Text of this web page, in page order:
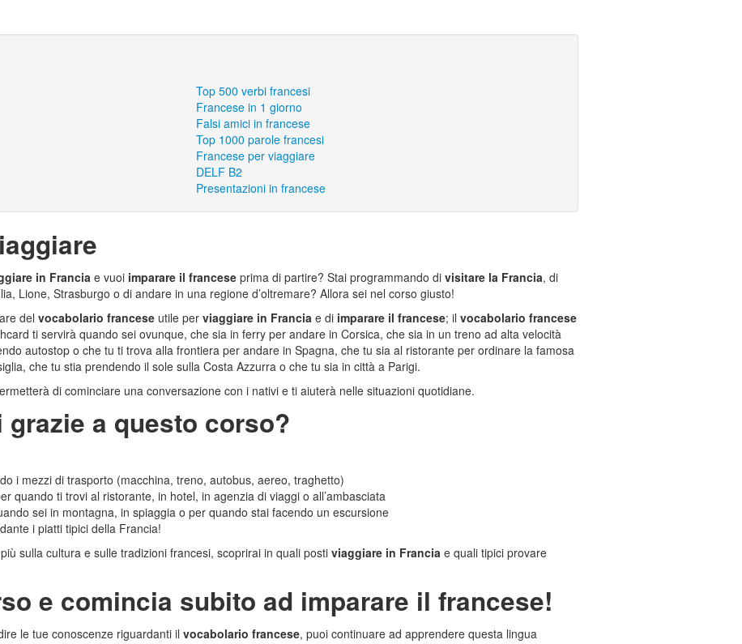
Top 500 verbi francesi
Francese in 1 giorno
Falsi amici in francese
Top 1000 parole francesi
Francese per viaggiare
DELF B2
Presentazioni in francese
in Francia e vuoi imparare il francese prima di partire? Stai programmando di visitare la Francia, di
Lione, Strasburgo o di andare in una regione d’oltremare? Allora sei nel corso giusto!
del vocabolario francese utile per viaggiare in Francia e di imparare il francese; il vocabolario francese
ti servirà quando sei ovunque, che sia in ferry per andare in Corsica, che sia in un treno ad alta velocità
autostop o che tu ti trova alla frontiera per andare in Spagna, che tu sia al ristorante per ordinare la famosa
che tu stia prendendo il sole sulla Costa Azzurra o che tu sia in città a Parigi.
di cominciare una conversazione con i nativi e ti aiuterà nelle situazioni quotidiane.
grazie a questo corso?
i mezzi di trasporto (macchina, treno, autobus, aereo, traghetto)
quando ti trovi al ristorante, in hotel, in agenzia di viaggi o all’ambasciata
sei in montagna, in spiaggia o per quando stai facendo un escursione
i piatti tipici della Francia!
sulla cultura e sulle tradizioni francesi, scoprirai in quali posti viaggiare in Francia e quali tipici provare
e comincia subito ad imparare il francese!
le tue conoscenze riguardanti il vocabolario francese, puoi continuare ad apprendere questa lingua